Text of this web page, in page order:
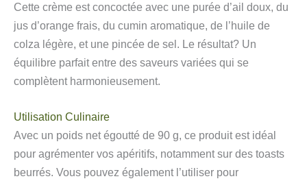
Cette crème est concoctée avec une purée d’ail doux, du
jus d’orange frais, du cumin aromatique, de l’huile de
colza légère, et une pincée de sel. Le résultat? Un
équilibre parfait entre des saveurs variées qui se
complètent harmonieusement.
Utilisation Culinaire
Avec un poids net égoutté de 90 g, ce produit est idéal
pour agrémenter vos apéritifs, notamment sur des toasts
beurrés. Vous pouvez également l’utiliser pour